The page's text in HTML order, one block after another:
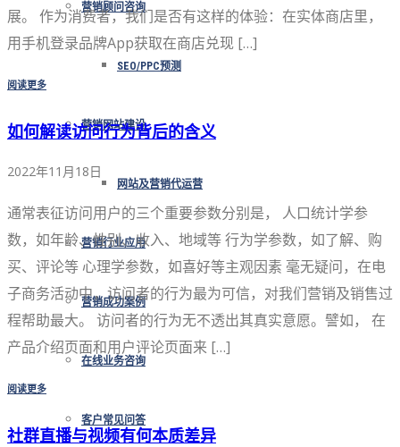
营销顾问咨询
SEO/PPC预测
营销网站建设
网站及营销代运营
营销行业应用
营销成功案例
在线业务咨询
客户常见问答
展。 作为消费者，我们是否有这样的体验：在实体商店里，
用手机登录品牌App获取在商店兑现 […]
阅读更多
如何解读访问行为背后的含义
2022年11月18日
通常表征访问用户的三个重要参数分别是， 人口统计学参
数，如年龄、性别、收入、地域等 行为学参数，如了解、购
买、评论等 心理学参数，如喜好等主观因素 毫无疑问，在电
子商务活动中，访问者的行为最为可信，对我们营销及销售过
程帮助最大。 访问者的行为无不透出其真实意愿。譬如， 在
产品介绍页面和用户评论页面来 […]
阅读更多
社群直播与视频有何本质差异